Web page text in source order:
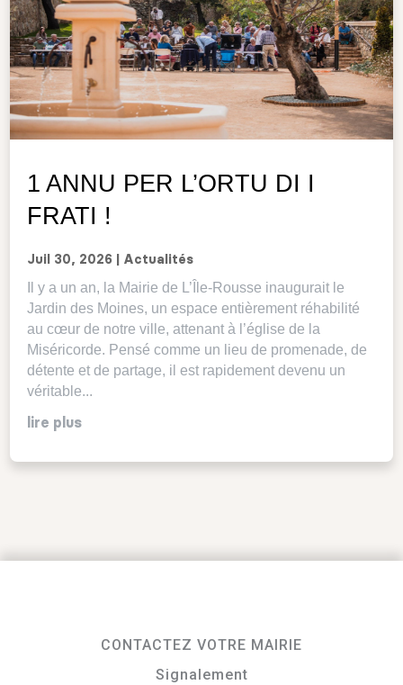
1 ANNU PER L’ORTU DI I
FRATI !
Juil 30, 2026 Actualités
Il y a un an, la Mairie de L’Île-Rousse inaugurait le
Jardin des Moines, un espace entièrement réhabilité
au cœur de notre ville, attenant à l’église de la
Miséricorde. Pensé comme un lieu de promenade, de
détente et de partage, il est rapidement devenu un
véritable...
lire plus
CONTACTEZ VOTRE MAIRIE
Signalement